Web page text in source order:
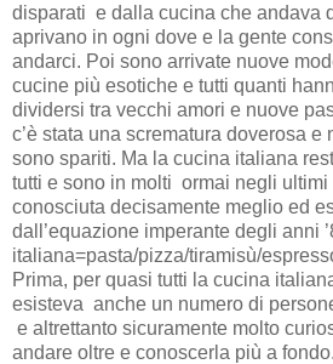
disparati e dalla cucina che andava
aprivano in ogni dove e la gente
andarci. Poi sono arrivate nuove
cucine più esotiche e tutti quanti
dividersi tra vecchi amori e nuove
c’è stata una scrematura doverosa e
sono spariti. Ma la cucina italiana
tutti e sono in molti ormai negli
conosciuta decisamente meglio ed
dall’equazione imperante degli anni
italiana=pasta/pizza/tiramisù/
Prima, per quasi tutti la cucina
esisteva anche un numero di
e altrettanto sicuramente molto
andare oltre e conoscerla più a